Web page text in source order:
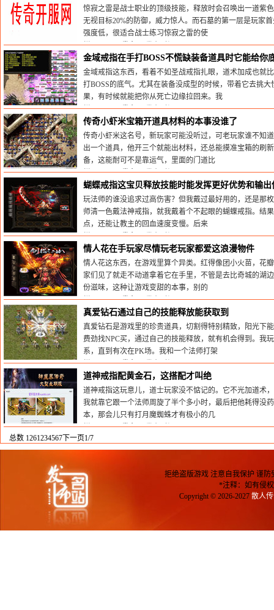
惊寂之雷是战士职业的顶级技能，释放时会召唤出一道紫
无视目标20%的防御，威力惊人。而石墓的第一层是玩家
强度低，很适合战士练习惊寂之雷的使
栏目：sf999发布网发布时间:2026-04-06
金域戒指在手打BOSS不慌缺装备道具时它能给你
金域戒指这东西，看着不如圣战戒指扎眼，道术加成也就
打BOSS的底气。尤其在装备没成型的时候，带着它去挑
果，有时候就能把你从死亡边缘拉回来。我
栏目：sf999发布网发布时间:2025-08-16
传奇小虾米宝箱开道具材料的本事没谁了
传奇小虾米这名号，新玩家可能没听过，可老玩家谁不知
出一个道具，他开三个就能出材料，还总能摸准宝箱的刷
备，这能耐可不是靠运气，里面的门道比
栏目：sf999发布网发布时间:2025-08-12
蝴蝶戒指这宝贝释放技能时能发挥更好优势和输出
玩法师的谁没追求过高伤害？但我戴过最好用的，还是那
师清一色戴法神戒指，就我戴着个不起眼的蝴蝶戒指。结
点，还能让教主的回血速度变慢。后来
栏目：sf999发布网发布时间:2025-08-06
情人花在手玩家尽情玩老玩家都爱这浪漫物件
情人花这东西，在游戏里算个异类。红得像团小火苗，花
家们见了就走不动道拿着它在手里，不管是去比奇城的湖
份滋味，这种让游戏变甜的本事，别的
栏目：sf999发布网发布时间:2025-08-05
真爱钻石通过自己的技能释放能获取到
真爱钻石是游戏里的珍贵道具，切割得特别精致，阳光下
费劲找NPC买，通过自己的技能释放，就有机会得到。我
系，直到有次在PK场。我和一个法师打架
栏目：sf999发布网发布时间:2025-07-24
道神戒指配黄金石，这搭配才叫绝
道神戒指这玩意儿，道士玩家没不惦记的。它不光加道术
我就靠它跟一个法师周旋了半个多小时，最后把他耗得没
本，那会儿只有打月魔蜘蛛才有极小的几
栏目：sf999发布网发布时间:2025-07-10
总数 1261234567 下一页1/7
拒绝盗版游戏 注意自我保护 谨
*注释：如有侵
Copyright © 2026-2027 散人